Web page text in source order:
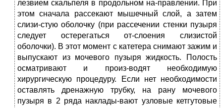
лезвием скальпеля в продольном на-правлении. При
этом сначала рассекают мышечный слой, а затем
слизи-стую оболочку (при рассечении стенки пузыря
следует остерегаться от-слоения слизистой
оболочки). В этот момент с катетера снимают зажим и
выпускают из мочевого пузыря жидкость. Полость
осматривают и произ-водят необходимую
хирургическую процедуру. Если нет необходимости
оставлять дренажную трубку, на рану мочевого
пузыря в 2 ряда наклады-вают узловые кетгутовые